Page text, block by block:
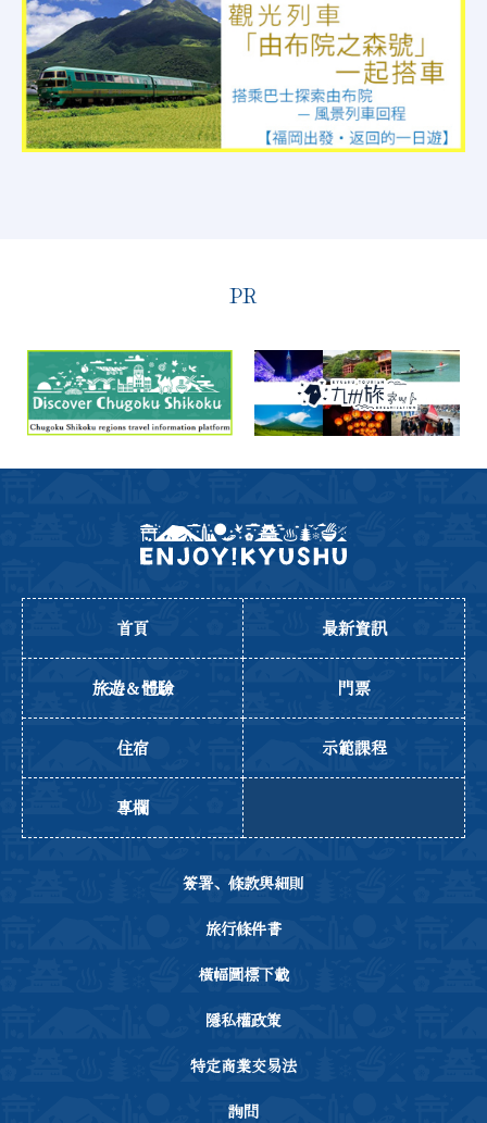
PR
首頁 最新資訊
旅遊＆體驗 門票
住宿 示範課程
專欄
簽署、條款與細則
旅行條件書
橫幅圖標下載
隱私權政策
特定商業交易法
詢問